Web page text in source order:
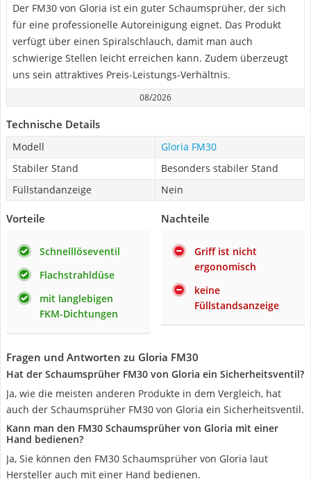
Der FM30 von Gloria ist ein guter Schaumsprüher, der sich
für eine professionelle Autoreinigung eignet. Das Produkt
verfügt über einen Spiralschlauch, damit man auch
schwierige Stellen leicht erreichen kann. Zudem überzeugt
uns sein attraktives Preis-Leistungs-Verhältnis.
08/2026
Technische Details
Modell
Gloria FM30
Stabiler Stand
Besonders stabiler Stand
Füllstandanzeige
Nein
Vorteile
Schnelllöseventil
Flachstrahldüse
mit langlebigen
FKM-Dichtungen
Nachteile
Griff ist nicht
ergonomisch
keine
Füllstandsanzeige
Fragen und Antworten zu Gloria FM30
Hat der Schaumsprüher FM30 von Gloria ein Sicherheitsventil?
Ja, wie die meisten anderen Produkte in dem Vergleich, hat
auch der Schaumsprüher FM30 von Gloria ein Sicherheitsventil.
Kann man den FM30 Schaumsprüher von Gloria mit einer
Hand bedienen?
Ja, Sie können den FM30 Schaumsprüher von Gloria laut
Hersteller auch mit einer Hand bedienen.